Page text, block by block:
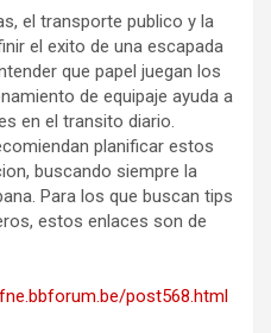
el transporte publico y la
el exito de una escapada
que papel juegan los
de equipaje ayuda a
en el transito diario.
planificar estos
buscando siempre la
Para los que buscan tips
estos enlaces son de
post568.html